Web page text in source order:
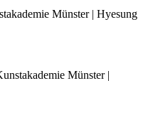
Münster | Hyesung
Münster |